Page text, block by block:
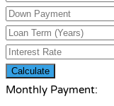
Calculate
Monthly Payment: